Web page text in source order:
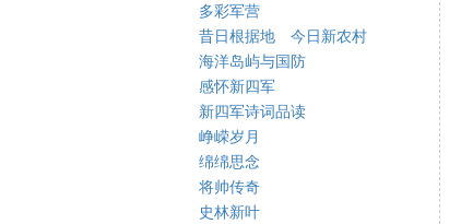
多彩军营
昔日根据地 今日新农村
海洋岛屿与国防
感怀新四军
新四军诗词品读
峥嵘岁月
绵绵思念
将帅传奇
史林新叶